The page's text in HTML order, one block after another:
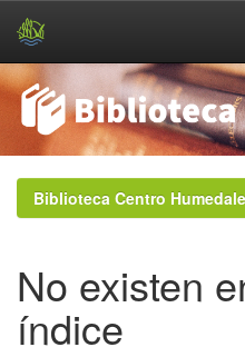
navigationBiblioteca Centro
No existen
índice